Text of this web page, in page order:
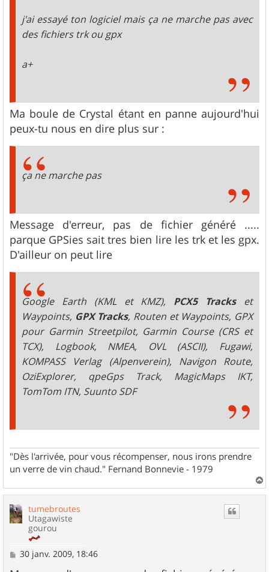
j'ai essayé ton logiciel mais ça ne marche pas avec
des fichiers trk ou gpx
a+
Ma boule de Crystal étant en panne aujourd'hui
peux-tu nous en dire plus sur :
ça ne marche pas
Message d'erreur, pas de fichier généré .....
parque GPSies sait tres bien lire les trk et les gpx.
D'ailleur on peut lire
Google Earth (KML et KMZ), PCX5 Trackset
Waypoints, GPX Tracks, Routen et Waypoints, GPX
pour Garmin Streetpilot, Garmin Course (CRS et
TCX), Logbook, NMEA, OVL (ASCII), Fugawi,
KOMPASS Verlag (Alpenverein), Navigon Route,
OziExplorer, qpeGps Track, MagicMaps IKT,
TomTom ITN, Suunto SDF
"Dès l'arrivée, pour vous récompenser, nous irons prendre
un verre de vin chaud." Fernand Bonnevie - 1979
a
tumebroutes
Utagawiste
gourou
M
30 janv. 2009, 18:46